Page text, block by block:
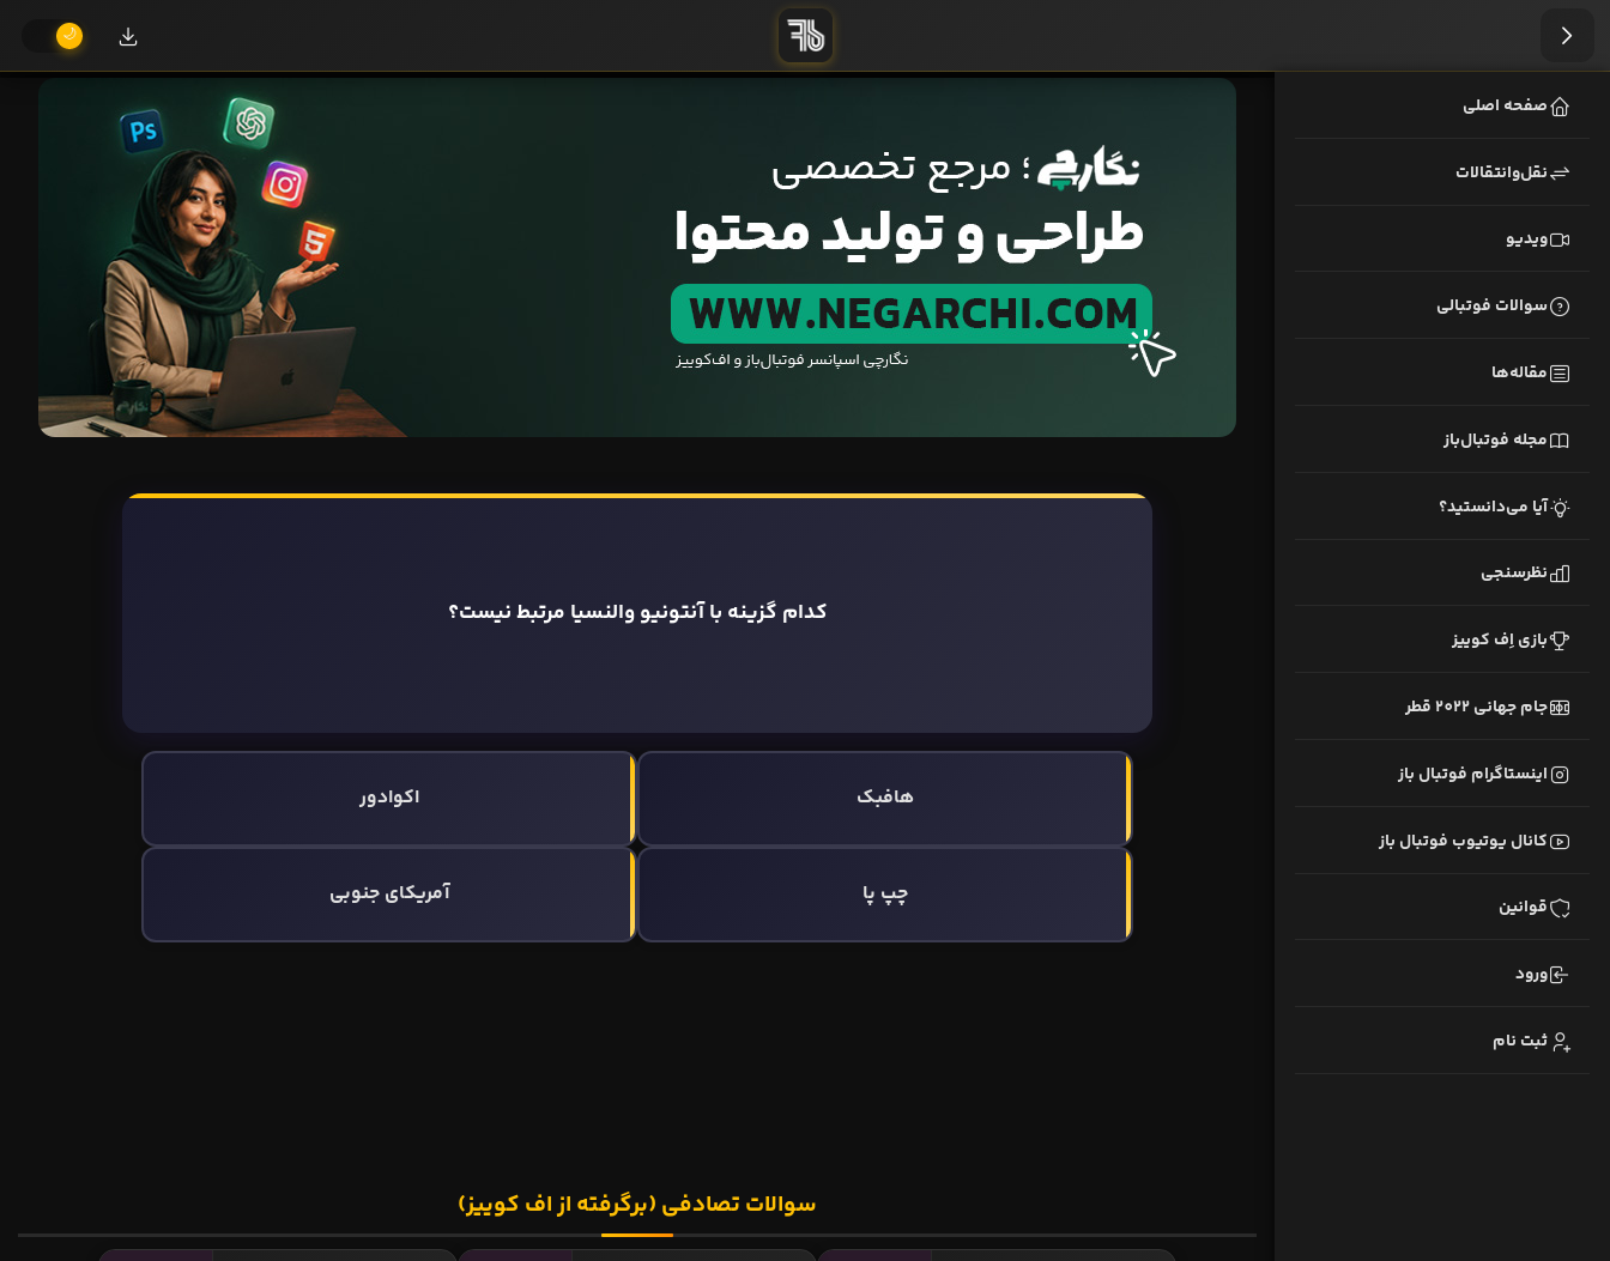
صفحه اصلی
نقل‌وانتقالات
ویدیو
سوالات فوتبالی
مقاله‌ها
مجله فوتبال‌باز
آیا می‌دانستید؟
نظرسنجی
بازی اِف کوییز
جام جهانی 2022 قطر
اینستاگرام فوتبال باز
کانال یوتیوب فوتبال باز
قوانین
ورود
ثبت نام
کدام گزینه با آنتونیو والنسیا مرتبط نیست؟
هافبک اکوادور
چپ پا آمریکای جنوبی
سوالات تصادفی (برگرفته از اف کوییز)